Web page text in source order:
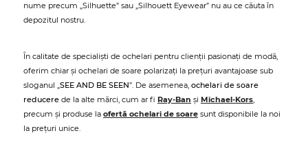
nume precum „Silhuette” sau „Silhouett Eyewear” nu au ce căuta în
depozitul nostru.
În calitate de specialiști de ochelari pentru clienții pasionați de modă,
oferim chiar și ochelari de soare polarizați la prețuri avantajoase sub
sloganul „SEE AND BE SEEN”. De asemenea, ochelari de soare
reducere de la alte mărci, cum ar fi Ray-Ban și Michael-Kors,
precum și produse la ofertă ochelari de soare sunt disponibile la noi
la prețuri unice.